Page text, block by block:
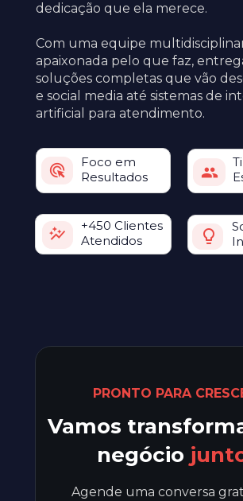
dedicação que ela merece.
Com uma equipe
apaixonada pelo que faz,
soluções completas que vão
e social media até sistemas de
artificial para atendimento.
Foco em
Resultados
+450 Clientes
Atendidos
PRONTO PARA
Vamos
negócio
Agende uma conversa